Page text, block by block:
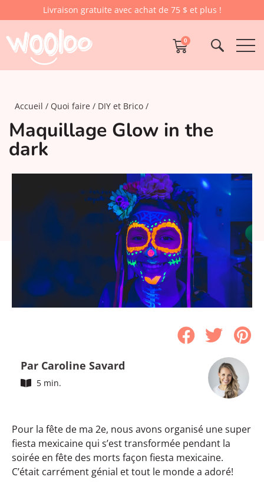
Livraison gratuite avec achat de 75 $ et plus !
0
Accueil Quoi faire DIY et Brico
Maquillage Glow in the
dark
Par Caroline Savard
5 min.
Pour la fête de ma 2e, nous avons organisé une super
fiesta mexicaine qui s’est transformée pendant la
soirée en fête des morts façon fiesta mexicaine.
C’était carrément génial et tout le monde a adoré!